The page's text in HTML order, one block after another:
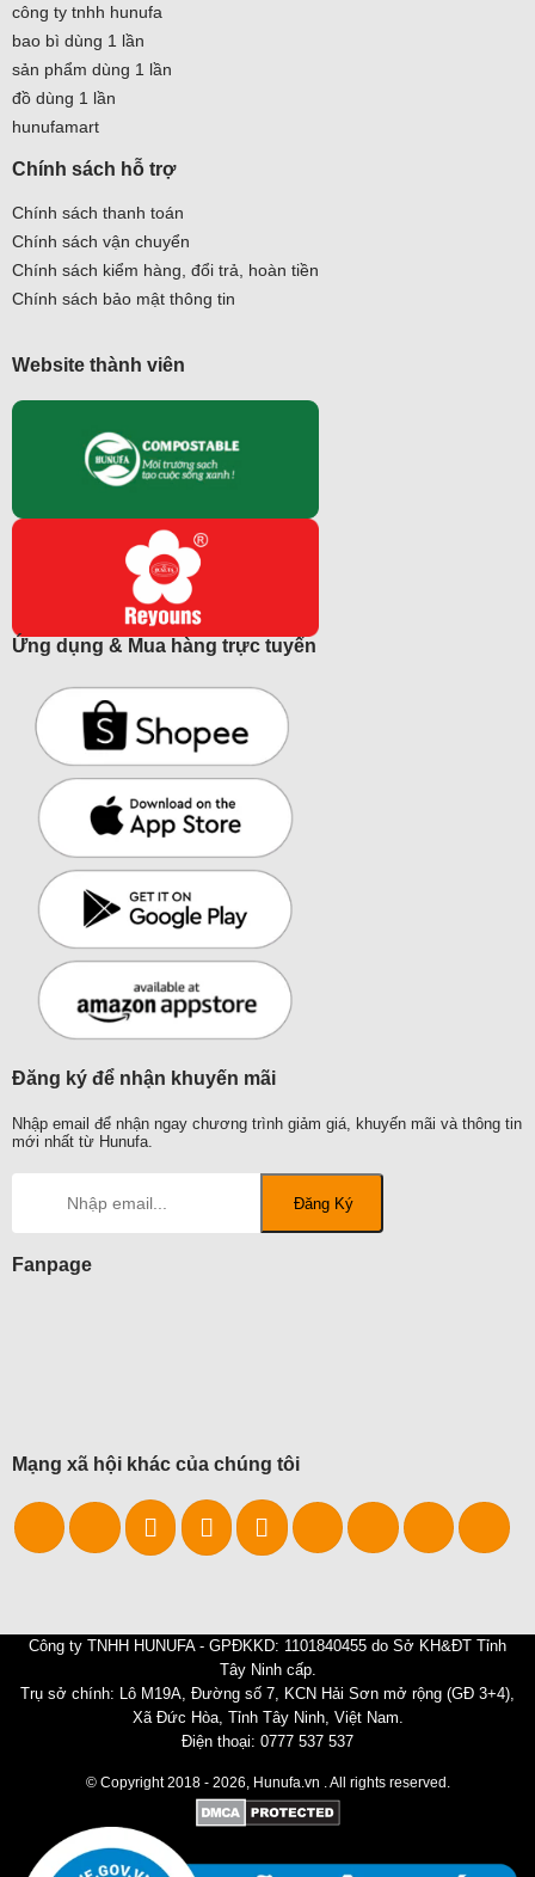
công ty tnhh hunufa
bao bì dùng 1 lần
sản phẩm dùng 1 lần
đồ dùng 1 lần
hunufamart
Chính sách hỗ trợ
Chính sách thanh toán
Chính sách vận chuyển
Chính sách kiểm hàng, đổi trả, hoàn tiền
Chính sách bảo mật thông tin
Website thành viên
Ứng dụng & Mua hàng trực tuyến
Đăng ký để nhận khuyến mãi
Nhập email để nhận ngay chương trình giảm giá, khuyến mãi và thông tin
mới nhất từ Hunufa.
Fanpage
Mạng xã hội khác của chúng tôi
Công ty TNHH HUNUFA - GPĐKKD: 1101840455 do Sở KH&ĐT Tỉnh
Tây Ninh cấp.
Trụ sở chính: Lô M19A, Đường số 7, KCN Hải Sơn mở rộng (GĐ 3+4),
Xã Đức Hòa, Tỉnh Tây Ninh, Việt Nam.
Điện thoại: 0777 537 537
© Copyright 2018 - 2026, Hunufa.vn . All rights reserved.